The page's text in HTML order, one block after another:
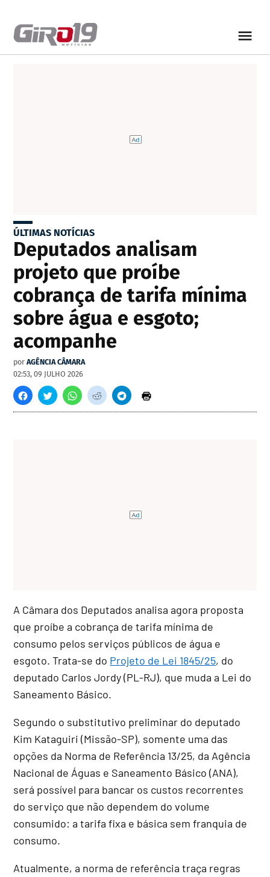
ÚLTIMAS NOTÍCIAS
Deputados analisam
projeto que proíbe
cobrança de tarifa mínima
sobre água e esgoto;
acompanhe
por AGÊNCIA CÂMARA
02:53, 09 JULHO 2026
A Câmara dos Deputados analisa agora proposta
que proíbe a cobrança de tarifa mínima de
consumo pelos serviços públicos de água e
esgoto. Trata-se do Projeto de Lei 1845/25, do
deputado Carlos Jordy (PL-RJ), que muda a Lei do
Saneamento Básico.
Segundo o substitutivo preliminar do deputado
Kim Kataguiri (Missão-SP), somente uma das
opções da Norma de Referência 13/25, da Agência
Nacional de Águas e Saneamento Básico (ANA),
será possível para bancar os custos recorrentes
do serviço que não dependem do volume
consumido: a tarifa fixa e básica sem franquia de
consumo.
Atualmente, a norma de referência traça regras